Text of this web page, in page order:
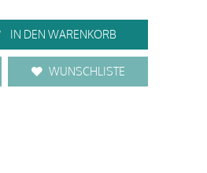
IN DEN WARENKORB
WUNSCHLISTE